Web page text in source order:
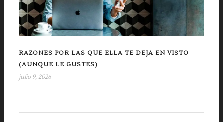
RAZONES POR LAS QUE ELLA TE DEJA EN VISTO
(AUNQUE LE GUSTES)
julio 9, 2026